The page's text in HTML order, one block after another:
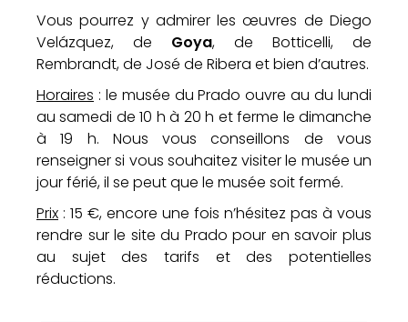
Vous pourrez y admirer les œuvres de Diego
Velázquez, de Goya, de Botticelli, de
Rembrandt, de José de Ribera et bien d’autres.
Horaires : le musée du Prado ouvre au du lundi
au samedi de 10 h à 20 h et ferme le dimanche
à 19 h. Nous vous conseillons de vous
renseigner si vous souhaitez visiter le musée un
jour férié, il se peut que le musée soit fermé.
Prix : 15 €, encore une fois n’hésitez pas à vous
rendre sur le site du Prado pour en savoir plus
au sujet des tarifs et des potentielles
réductions.